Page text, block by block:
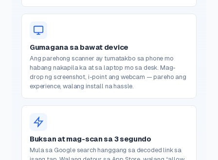
Gumagana sa bawat device
Ang parehong scanner ay tumatakbo sa phone mo
habang nakapila ka at sa laptop mo sa desk. Mag-
drop ng screenshot, i-point ang webcam — pareho ang
experience, walang install na hassle.
Buksan at mag-scan sa 3 segundo
Mula sa Google search hanggang sa decoded link sa